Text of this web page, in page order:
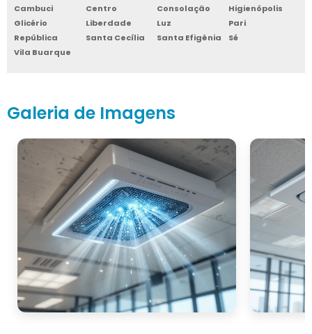
Cambuci
Centro Consolação
Higienópolis
Glicério
Liberdade Luz
Pari
República
Santa Cecília Santa Efigênia
Sé
Vila Buarque
Galeria de Imagens